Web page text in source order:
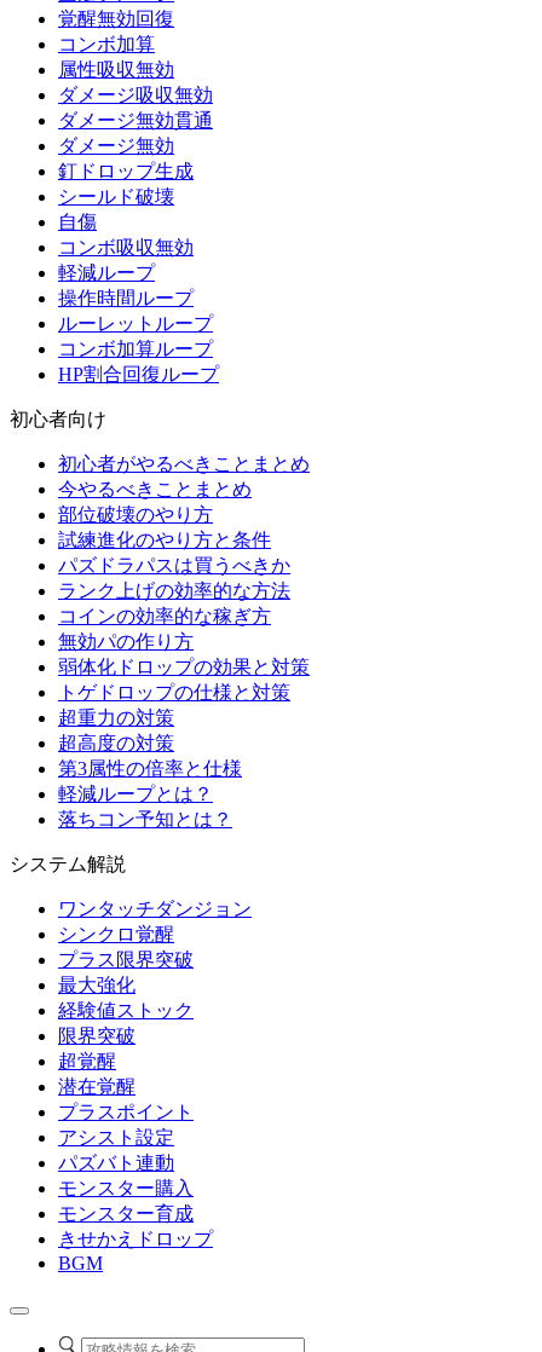
覚醒無効回復
コンボ加算
属性吸収無効
ダメージ吸収無効
ダメージ無効貫通
ダメージ無効
釘ドロップ生成
シールド破壊
自傷
コンボ吸収無効
軽減ループ
操作時間ループ
ルーレットループ
コンボ加算ループ
HP割合回復ループ
初心者向け
初心者がやるべきことまとめ
今やるべきことまとめ
部位破壊のやり方
試練進化のやり方と条件
パズドラパスは買うべきか
ランク上げの効率的な方法
コインの効率的な稼ぎ方
無効パの作り方
弱体化ドロップの効果と対策
トゲドロップの仕様と対策
超重力の対策
超高度の対策
第3属性の倍率と仕様
軽減ループとは？
落ちコン予知とは？
システム解説
ワンタッチダンジョン
シンクロ覚醒
プラス限界突破
最大強化
経験値ストック
限界突破
超覚醒
潜在覚醒
プラスポイント
アシスト設定
パズバト連動
モンスター購入
モンスター育成
きせかえドロップ
BGM